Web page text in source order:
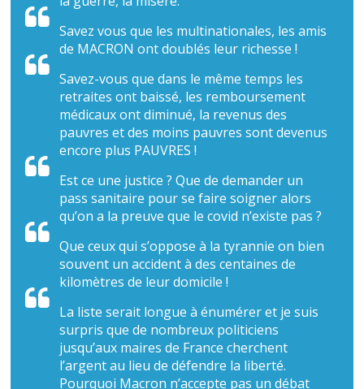
Savez vous que les multinationales, les amis
de MACRON ont doublés leur richesse !
Savez-vous que dans le même temps les
retraites ont baissé, les remboursement
médicaux ont diminué, la revenus des
pauvres et des moins pauvres sont devenus
encore plus PAUVRES !
Est ce une justice ? Que de demander un
pass sanitaire pour se faire soigner alors
qu’on a la preuve que le covid n’existe pas ?
Que ceux qui s’oppose à la tyrannie on bien
souvent un accident à des centaines de
kilomètres de leur domicile !
La liste serait longue à énumérer et je suis
surpris que de nombreux politiciens
jusqu’aux maires de France cherchent
l’argent au lieu de défendre la liberté.
Pourquoi Macron n’accepte pas un débat